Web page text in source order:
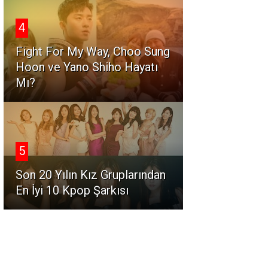
4
Fight For My Way, Choo Sung
Hoon ve Yano Shiho Hayatı
Mı?
5
Son 20 Yılın Kız Gruplarından
En İyi 10 Kpop Şarkısı